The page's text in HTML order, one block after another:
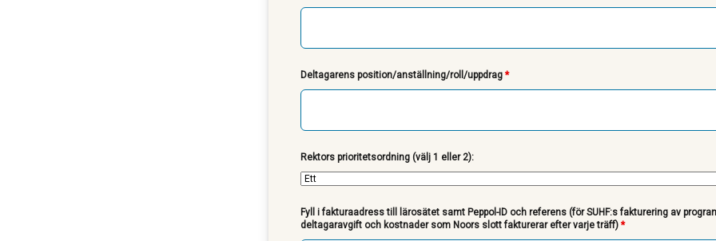
Deltagarens position/anställning/roll/uppdrag *
Rektors prioritetsordning (välj 1 eller 2):
Fyll i fakturaadress till lärosätet samt Peppol-ID och referens (för SUHF:s fakturering av
deltagaravgift och kostnader som Noors slott fakturerar efter varje träff) *